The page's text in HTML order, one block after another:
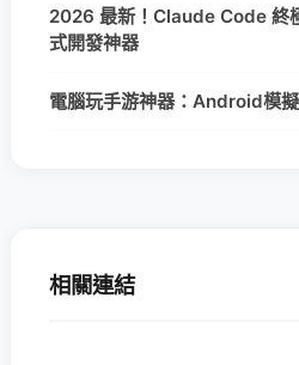
2026 最新！Claude Code 終
式開發神器
電腦玩手游神器：Android模
相關連結